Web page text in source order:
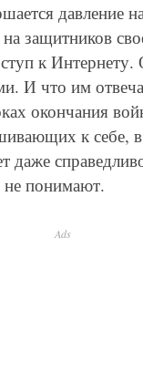
давление
защитников
к
И что им
окончания
к себе,
даже
не понимают.
Ads